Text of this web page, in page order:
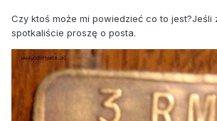
Czy ktoś może mi powiedzieć co to jest?Jeśli
spotkaliście proszę o posta.